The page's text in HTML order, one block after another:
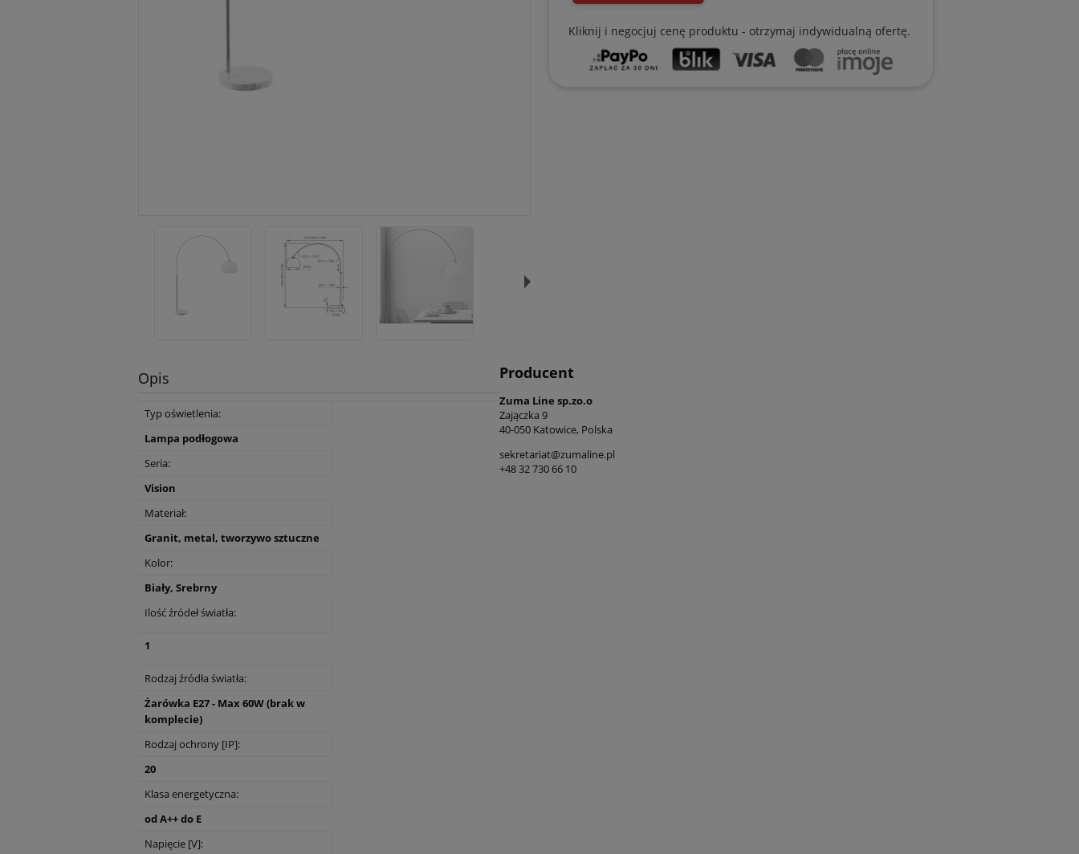
Kliknij i negocjuj cenę produktu - otrzymaj indywidualną ofertę.
Opis
Typ oświetlenia:
Lampa podłogowa
Seria:
Vision
Materiał:
Granit, metal, tworzywo sztuczne
Kolor:
Biały, Srebrny
Ilość źródeł światła:
1
Rodzaj źródła światła:
Żarówka E27 - Max 60W (brak w
komplecie)
Rodzaj ochrony [IP]:
20
Klasa energetyczna:
od A++ do E
Napięcie [V]:
Producent
Zuma Line sp.zo.o
Zajączka 9
40-050 Katowice, Polska
sekretariat@zumaline.pl
+48 32 730 66 10